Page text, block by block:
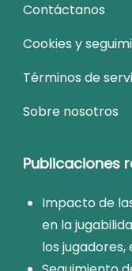
Contáctanos
Cookies y
Términos de
Sobre nosotros
Publicaciones
Impacto de
en la
los